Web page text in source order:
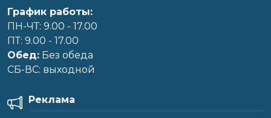
График работы:
ПН-ЧТ: 9.00 - 17.00
ПТ: 9.00 - 17.00
Обед: Без обеда
CБ-ВС: выходной
Реклама